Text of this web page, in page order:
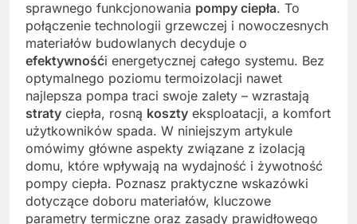
sprawnego funkcjonowania pompy ciepła. To
połączenie technologii grzewczej i nowoczesnych
materiałów budowlanych decyduje o
efektywnośći energetycznej całego systemu. Bez
optymalnego poziomu termoizolacji nawet
najlepsza pompa traci swoje zalety – wzrastają
straty ciepła, rosną koszty eksploatacji, a komfort
użytkowników spada. W niniejszym artykule
omówimy główne aspekty związane z izolacją
domu, które wpływają na wydajność i żywotność
pompy ciepła. Poznasz praktyczne wskazówki
dotyczące doboru materiałów, kluczowe
parametry termiczne oraz zasady prawidłowego